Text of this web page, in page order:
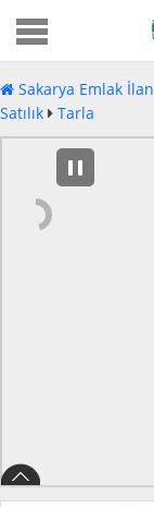
Sakarya Emlak İlan
Satılık
Tarla